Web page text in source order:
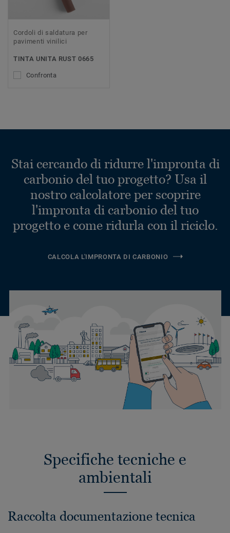
Cordoli di saldatura per
pavimenti vinilici
TINTA UNITA RUST 0665
Confronta
Stai cercando di ridurre l'impronta di
carbonio del tuo progetto? Usa il
nostro calcolatore per scoprire
l'impronta di carbonio del tuo
progetto e come ridurla con il riciclo.
CALCOLA L'IMPRONTA DI CARBONIO
Specifiche tecniche e
ambientali
Raccolta documentazione tecnica